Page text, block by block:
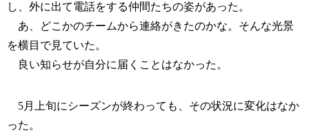
し、外に出て電話をする仲間たちの姿があった。
あ、どこかのチームから連絡がきたのかな。そんな光景
を横目で見ていた。
良い知らせが自分に届くことはなかった。
5月上旬にシーズンが終わっても、その状況に変化はなか
った。